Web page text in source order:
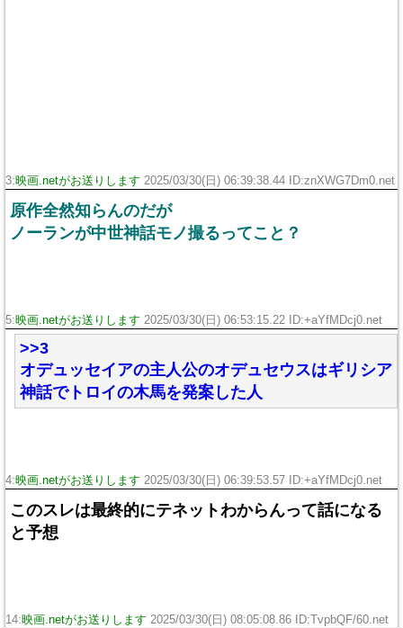
3:映画.netがお送りします 2025/03/30(日) 06:39:38.44 ID:znXWG7Dm0.net
原作全然知らんのだが
ノーランが中世神話モノ撮るってこと？
5:映画.netがお送りします 2025/03/30(日) 06:53:15.22 ID:+aYfMDcj0.net
>>3
オデュッセイアの主人公のオデュセウスはギリシア
神話でトロイの木馬を発案した人
4:映画.netがお送りします 2025/03/30(日) 06:39:53.57 ID:+aYfMDcj0.net
このスレは最終的にテネットわからんって話になる
と予想
14:映画.netがお送りします 2025/03/30(日) 08:05:08.86 ID:TvpbQF/60.net